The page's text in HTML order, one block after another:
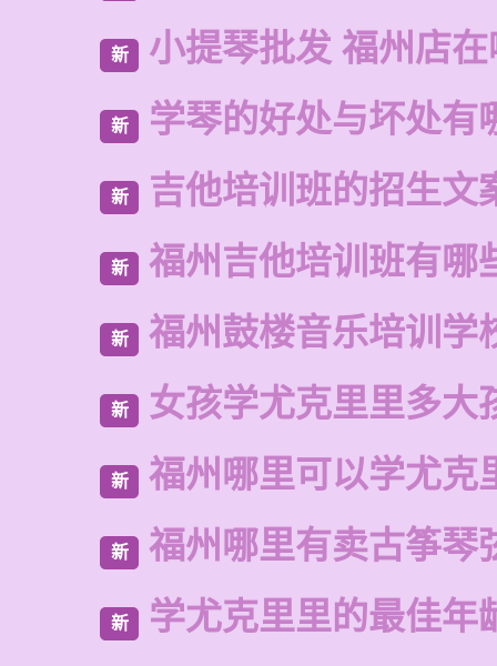
新 小提琴批发 福州店
新 学琴的好处与坏处有
新 吉他培训班的招生文
新 福州吉他培训班有哪
新 福州鼓楼音乐培训学
新 女孩学尤克里里多大
新 福州哪里可以学尤克
新 福州哪里有卖古筝琴
新 学尤克里里的最佳年